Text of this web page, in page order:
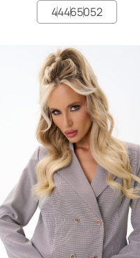
44465052